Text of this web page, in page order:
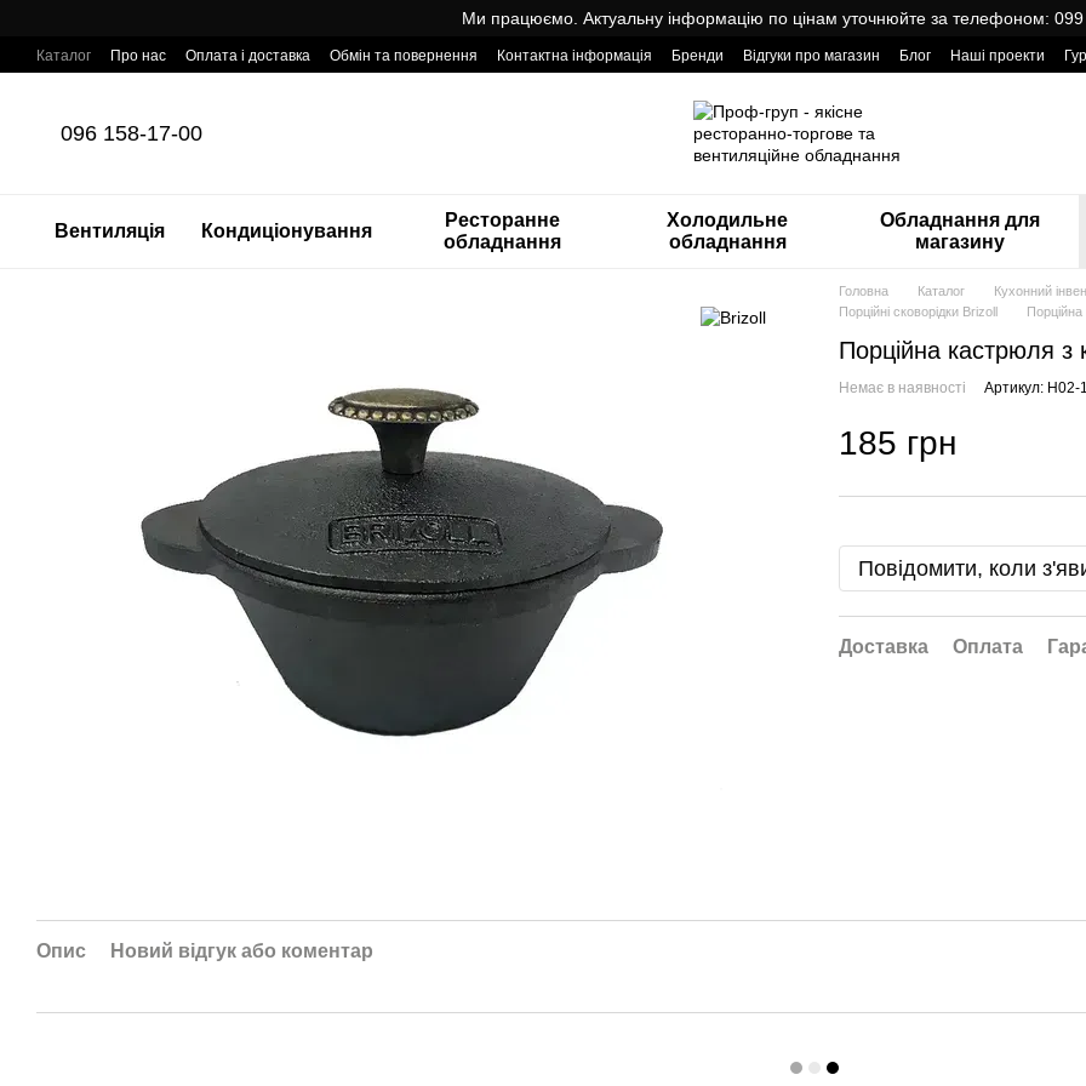
Ми працюємо. Актуальну інформацію по цінам уточнюйте за телефоном:
Каталог Про нас Оплата і доставка Обмін та повернення Контактна інформація Бренди Відгуки про магазин Блог Наші проекти
096 158-17-00
Вентиляція Кондиціонування
Ресторанне
обладнання
Холодильне
обладнання
Обладнання для
магазину
Головна Каталог Кухонний
Порційні сковорідки Brizoll
Порційна кастрюля
Немає в наявності Артикул: H02-1
185 грн
Повідомити, коли
Доставка Оплата
Опис Новий відгук або коментар